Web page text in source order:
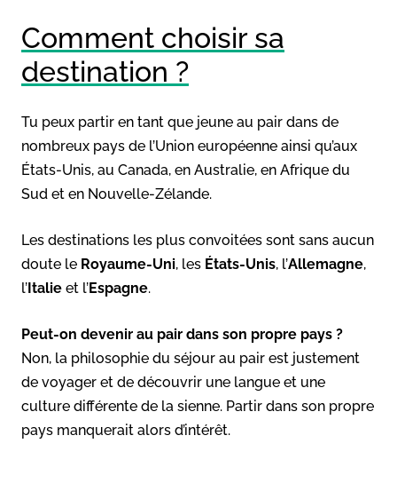
Comment choisir sa
destination ?
Tu peux partir en tant que jeune au pair dans de
nombreux pays de l’Union européenne ainsi qu’aux
États-Unis, au Canada, en Australie, en Afrique du
Sud et en Nouvelle-Zélande.
Les destinations les plus convoitées sont sans aucun
doute le Royaume-Uni, les États-Unis, l’Allemagne,
l’Italie et l’Espagne.
Peut-on devenir au pair dans son propre pays ?
Non, la philosophie du séjour au pair est justement
de voyager et de découvrir une langue et une
culture différente de la sienne. Partir dans son propre
pays manquerait alors d’intérêt.